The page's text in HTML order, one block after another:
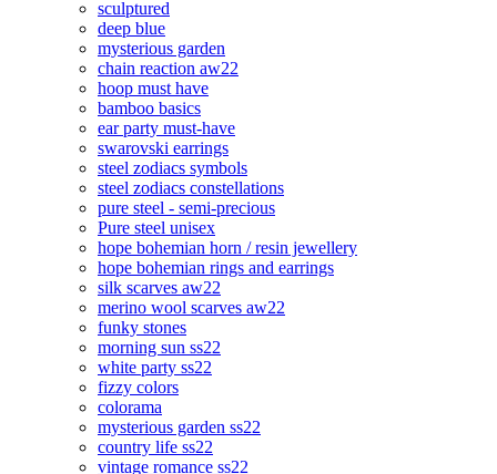
sculptured
deep blue
mysterious garden
chain reaction aw22
hoop must have
bamboo basics
ear party must-have
swarovski earrings
steel zodiacs symbols
steel zodiacs constellations
pure steel - semi-precious
Pure steel unisex
hope bohemian horn / resin jewellery
hope bohemian rings and earrings
silk scarves aw22
merino wool scarves aw22
funky stones
morning sun ss22
white party ss22
fizzy colors
colorama
mysterious garden ss22
country life ss22
vintage romance ss22